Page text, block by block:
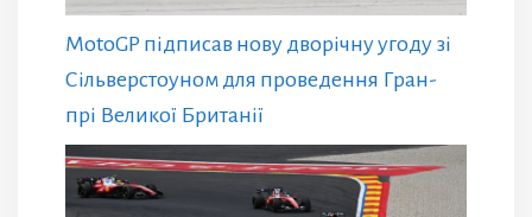
MotoGP підписав нову дворічну угоду зі
Сільверстоуном для проведення Гран-
прі Великої Британії